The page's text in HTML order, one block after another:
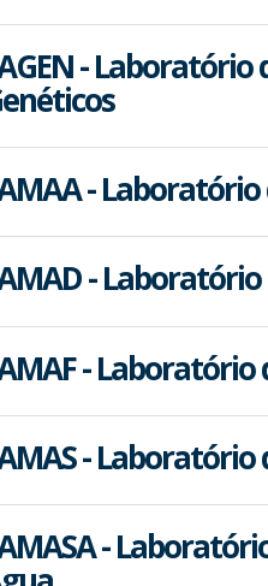
- Laboratório
-
-
-
- Laboratório
-